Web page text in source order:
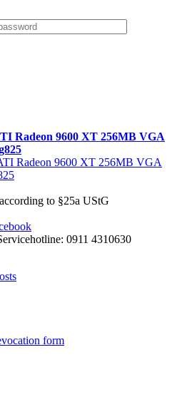
Radeon 9600 XT 256MB VGA
to §25a UStG
0911 4310630
form